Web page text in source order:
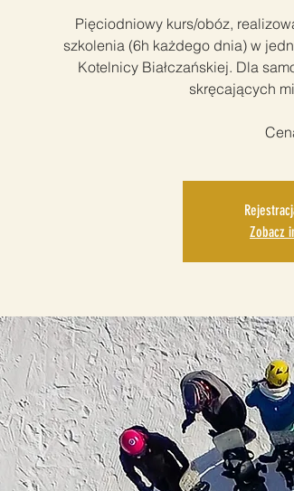
Pięciodniowy kurs/obóz,
szkolenia (6h każdego dnia) w
Kotelnicy Białczańskiej. Dla
skręcających
Zobacz